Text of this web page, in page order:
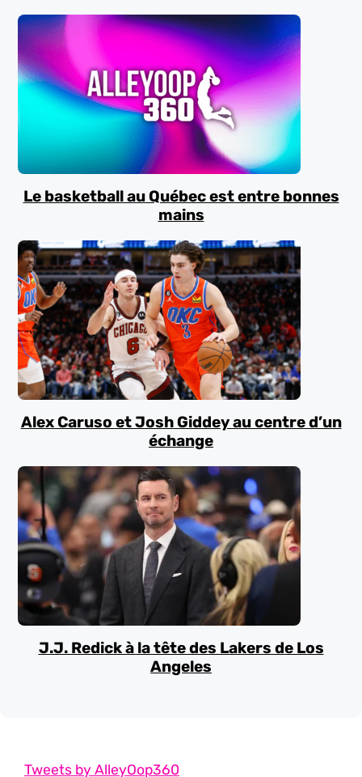
Le basketball au Québec est entre bonnes
mains
Alex Caruso et Josh Giddey au centre d’un
échange
J.J. Redick à la tête des Lakers de Los
Angeles
Tweets by AlleyOop360